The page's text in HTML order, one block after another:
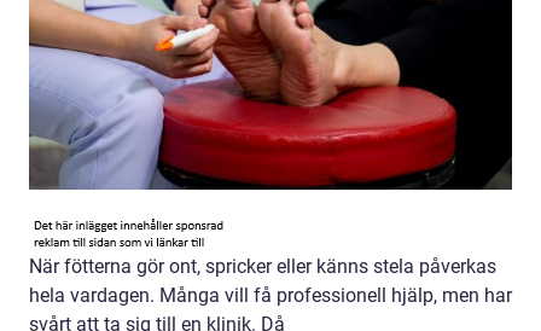
När fötterna gör ont, spricker eller känns stela påverkas
hela vardagen. Många vill få professionell hjälp, men har
svårt att ta sig till en klinik. Då